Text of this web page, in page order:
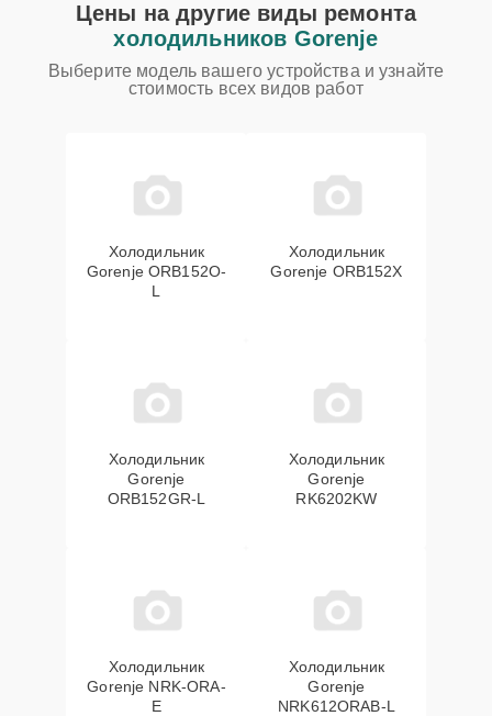
Цены на другие виды ремонта
холодильников Gorenje
Выберите модель вашего устройства и узнайте
стоимость всех видов работ
Холодильник
Gorenje ORB152O-
L
Холодильник
Gorenje ORB152X
Холодильник
Gorenje
ORB152GR-L
Холодильник
Gorenje
RK6202KW
Холодильник
Gorenje NRK-ORA-
E
Холодильник
Gorenje
NRK612ORAB-L